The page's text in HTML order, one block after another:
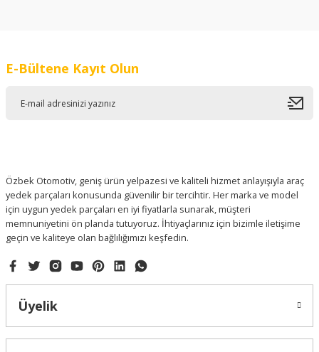
Ürün resmi kalitesiz, bozuk veya görüntülenemiyor.
Gönder
E-Bültene Kayıt Olun
Özbek Otomotiv, geniş ürün yelpazesi ve kaliteli hizmet anlayışıyla araç
yedek parçaları konusunda güvenilir bir tercihtir. Her marka ve model
için uygun yedek parçaları en iyi fiyatlarla sunarak, müşteri
memnuniyetini ön planda tutuyoruz. İhtiyaçlarınız için bizimle iletişime
geçin ve kaliteye olan bağlılığımızı keşfedin.
Üyelik